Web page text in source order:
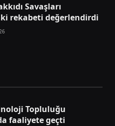
Savaşları
rekabeti değerlendirdi
Topluluğu
faaliyete geçti